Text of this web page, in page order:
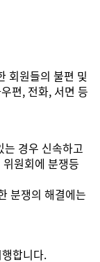
회원들의 불편 및
편, 전화, 서면 등
경우 신속하고
원회에 분쟁등
분쟁의 해결에는
합니다.